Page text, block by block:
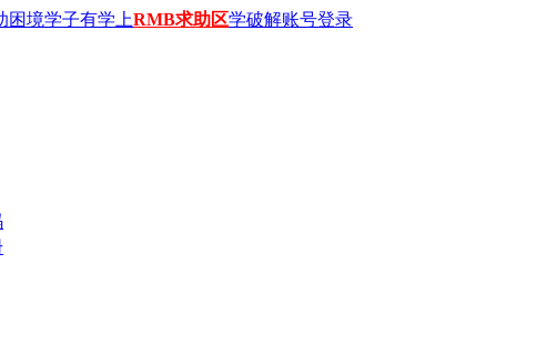
困境学子有学上RMB求助区学破解账号登录